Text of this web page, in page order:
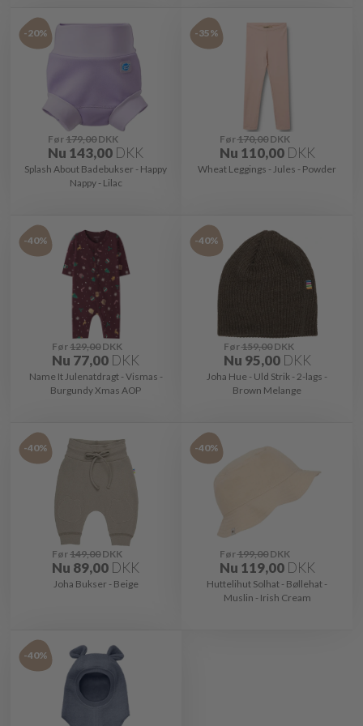
-20%
Før179,00DKK
Nu 143,00 DKK
Splash About Badebukser - Happy
Nappy - Lilac
-35%
Før170,00DKK
Nu 110,00 DKK
Wheat Leggings - Jules - Powder
-40%
Før129,00DKK
Nu 77,00 DKK
Name It Julenatdragt - Vismas -
Burgundy Xmas AOP
-40%
Før159,00DKK
Nu 95,00 DKK
Joha Hue - Uld Strik - 2-lags -
Brown Melange
-40%
Før149,00DKK
Nu 89,00 DKK
Joha Bukser - Beige
-40%
Før199,00DKK
Nu 119,00 DKK
Huttelihut Solhat - Bøllehat -
Muslin - Irish Cream
-40%